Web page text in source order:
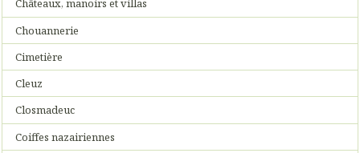
Châteaux, manoirs et villas
Chouannerie
Cimetière
Cleuz
Closmadeuc
Coiffes nazairiennes